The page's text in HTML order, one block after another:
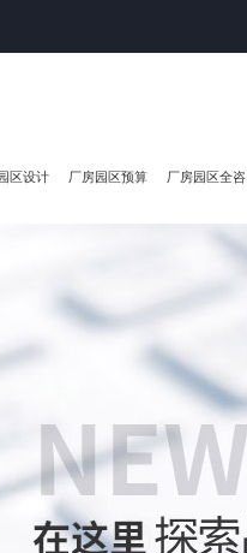
区设计 厂房园区预算 厂房园区全咨